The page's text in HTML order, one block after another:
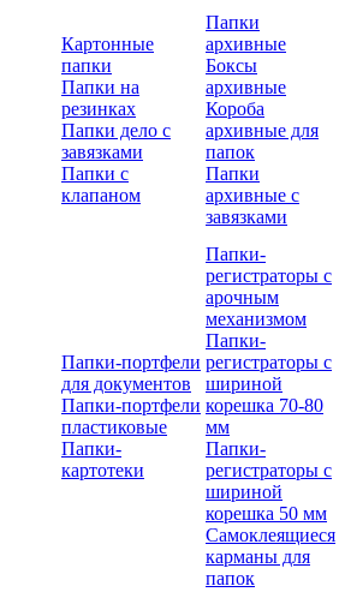
Картонные
папки
Папки на
резинках
Папки дело с
завязками
Папки с
клапаном
Папки
архивные
Боксы
архивные
Короба
архивные для
папок
Папки
архивные с
завязками
Папки-портфели
для документов
Папки-портфели
пластиковые
Папки-
картотеки
Папки-
регистраторы с
арочным
механизмом
Папки-
регистраторы с
шириной
корешка 70-80
мм
Папки-
регистраторы с
шириной
корешка 50 мм
Самоклеящиеся
карманы для
папок